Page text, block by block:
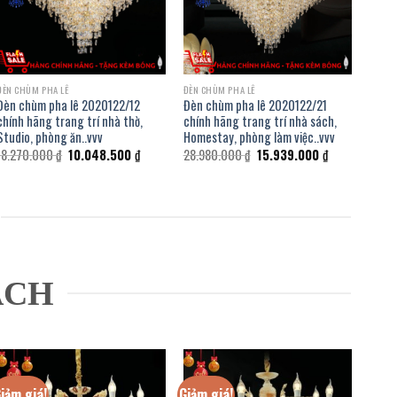
₫.
CHÙM PHA LÊ
chùm pha lê 2020122/12
hãng trang trí nhà thờ,
phòng ăn..vvv
₫ Giá
gốc
10.048.500₫Giá
ĐÈN CHÙM PHA LÊ
Đèn chùm pha lê 2020122/21
chính hãng trang trí nhà sách,
Homestay, phòng làm việc..vvv
28.980.000₫ Giá
gốc
15.939.000₫Giá
hiện